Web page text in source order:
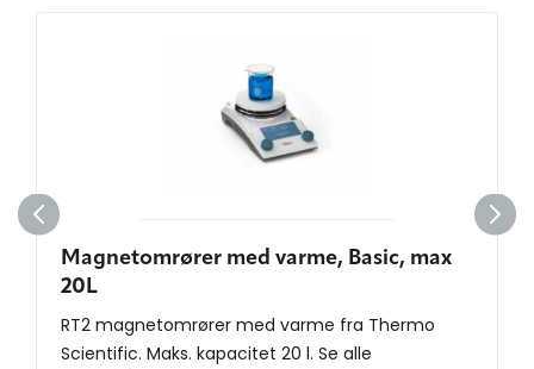
Magnetomrører med varme, Basic, max
20L
RT2 magnetomrører med varme fra Thermo
Scientific. Maks. kapacitet 20 l. Se alle